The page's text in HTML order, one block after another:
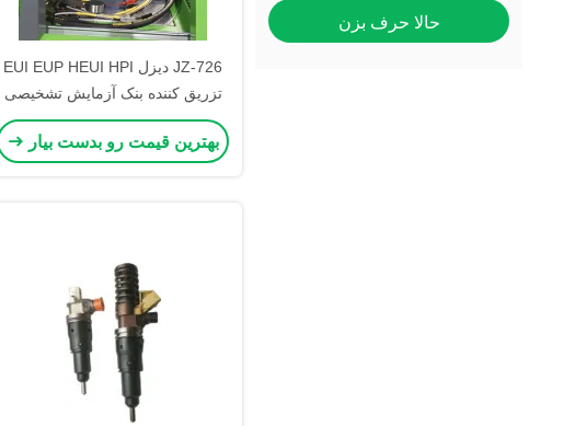
حالا حرف بزن
JZ-726 دیزل EUI EUP HEUI HPI
تزریق کننده بنک آزمایش تشخیصی
بهترین قیمت رو بدست بیار